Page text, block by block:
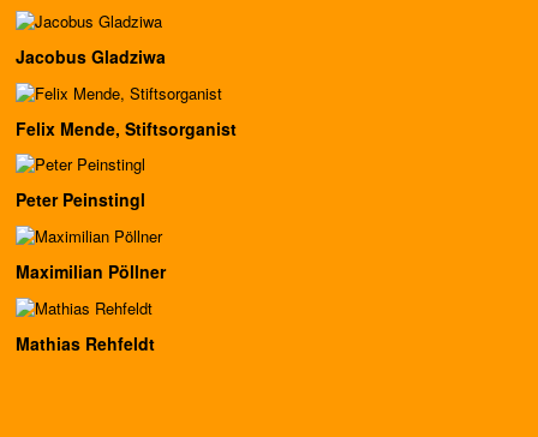
Jacobus Gladziwa
Felix Mende, Stiftsorganist
Peter Peinstingl
Maximilian Pöllner
Mathias Rehfeldt